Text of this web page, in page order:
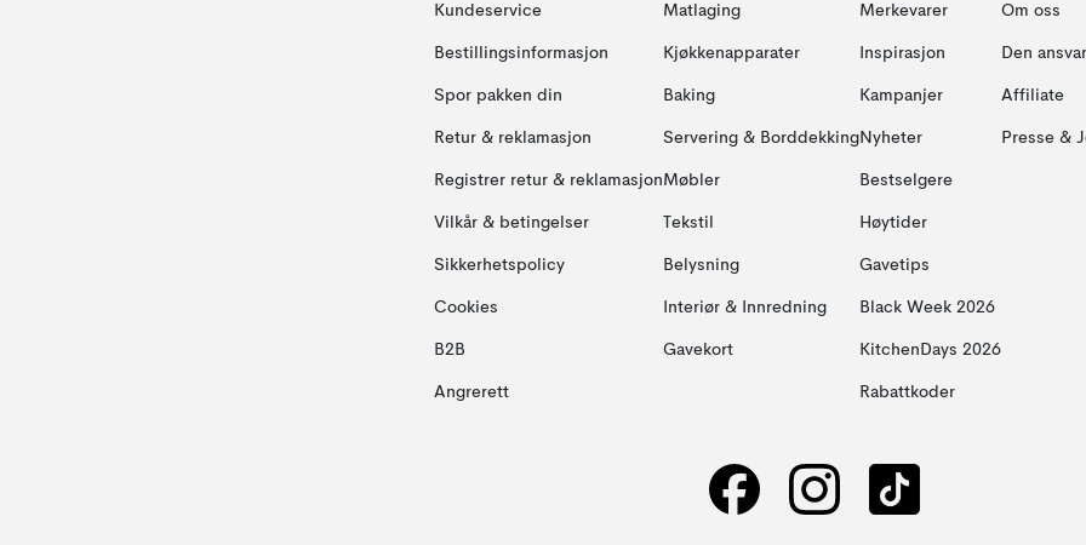
Kundeservice
Bestillingsinformasjon
Spor pakken din
Retur & reklamasjon
Registrer retur & reklamasjon
Vilkår & betingelser
Sikkerhetspolicy
Cookies
B2B
Angrerett
Matlaging
Kjøkkenapparater
Baking
Servering & Borddekking
Møbler
Tekstil
Belysning
Interiør & Innredning
Gavekort
Merkevarer
Inspirasjon
Kampanjer
Nyheter
Bestselgere
Høytider
Gavetips
Black Week 2026
KitchenDays 2026
Rabattkoder
Om oss
Den
Affiliate
Presse &